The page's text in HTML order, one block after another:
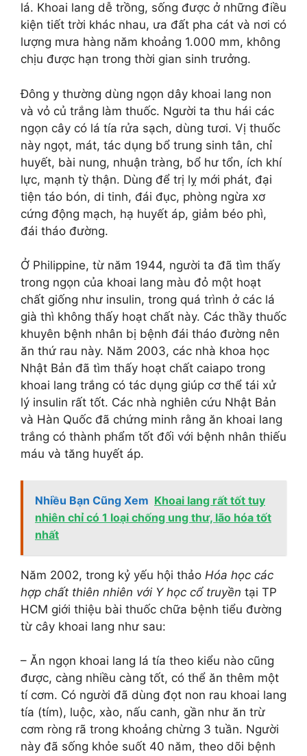
lá. Khoai lang dễ trồng, sống được ở những điều
kiện tiết trời khác nhau, ưa đất pha cát và nơi có
lượng mưa hàng năm khoảng 1.000 mm, không
chịu được hạn trong thời gian sinh trưởng.
Đông y thường dùng ngọn dây khoai lang non
và vỏ củ trắng làm thuốc. Người ta thu hái các
ngọn cây có lá tía rửa sạch, dùng tươi. Vị thuốc
này ngọt, mát, tác dụng bổ trung sinh tân, chỉ
huyết, bài nung, nhuận tràng, bổ hư tổn, ích khí
lực, mạnh tỳ thận. Dùng để trị lỵ mới phát, đại
tiện táo bón, di tinh, đái đục, phòng ngừa xơ
cứng động mạch, hạ huyết áp, giảm béo phì,
đái tháo đường.
Ở Philippine, từ năm 1944, người ta đã tìm thấy
trong ngọn của khoai lang màu đỏ một hoạt
chất giống như insulin, trong quá trình ở các lá
già thì không thấy hoạt chất này. Các thầy thuốc
khuyên bệnh nhân bị bệnh đái tháo đường nên
ăn thứ rau này. Năm 2003, các nhà khoa học
Nhật Bản đã tìm thấy hoạt chất caiapo trong
khoai lang trắng có tác dụng giúp cơ thể tái xử
lý insulin rất tốt. Các nhà nghiên cứu Nhật Bản
và Hàn Quốc đã chứng minh rằng ăn khoai lang
trắng có thành phẩm tốt đối với bệnh nhân thiếu
máu và tăng huyết áp.
Nhiều Bạn Cũng Xem Khoai lang rất tốt tuy
nhiên chỉ có 1 loại chống ung thư, lão hóa tốt
nhất
Năm 2002, trong kỷ yếu hội thảo Hóa học các
hợp chất thiên nhiên với Y học cổ truyền tại TP
HCM giới thiệu bài thuốc chữa bệnh tiểu đường
từ cây khoai lang như sau:
– Ăn ngọn khoai lang lá tía theo kiểu nào cũng
được, càng nhiều càng tốt, có thể ăn thêm một
tí cơm. Có người đã dùng đọt non rau khoai lang
tía (tím), luộc, xào, nấu canh, gần như ăn trừ
cơm ròng rã trong khoảng chừng 3 tuần. Người
này đã sống khỏe suốt 40 năm, theo dõi bệnh